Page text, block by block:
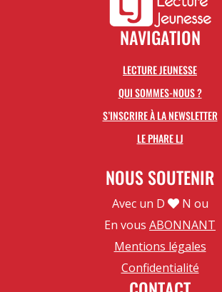
NAVIGATION
LECTURE JEUNESSE
QUI SOMMES-NOUS ?
S’INSCRIRE À LA NEWSLETTER
LE PHARE LJ
NOUS SOUTENIR
Avec un D
N ou
En vous ABONNANT
Mentions légales
Confidentialité